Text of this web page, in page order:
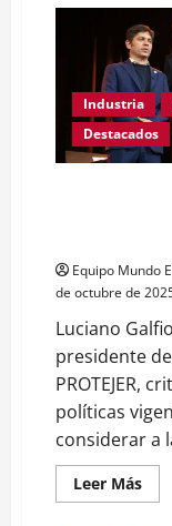
con
el
no
hay
Industria
Destacados
Equipo Mundo
de octubre de
Luciano
presidente
PROTEJER,
políticas
considerar a
Leer MásLeer
más